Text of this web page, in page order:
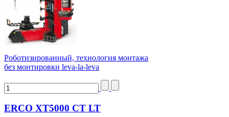
Роботизированный, технология монтажа
без монтировки leva-la-leva
ERCO XT5000 CT LT